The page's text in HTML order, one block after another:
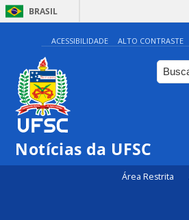
BRASIL
ACESSIBILIDADE ALTO CONTRASTE
Notícias da UFSC
Área Restrita